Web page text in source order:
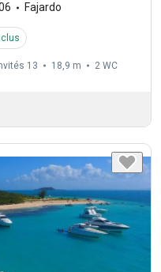
Fajardo
13 18,9 m 2 WC